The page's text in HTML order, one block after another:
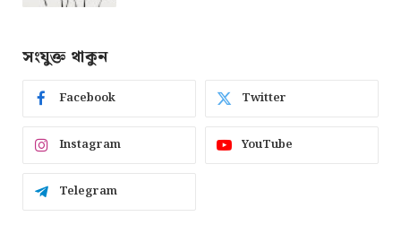
সংযুক্ত থাকুন
Facebook Twitter
Instagram YouTube
Telegram